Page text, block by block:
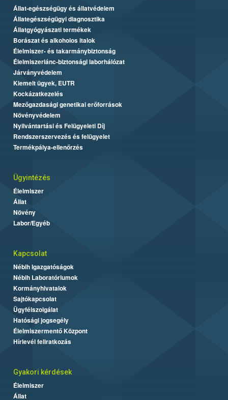
Állat-egészségügy és állatvédelem
Állategészségügyi diagnosztika
Állatgyógyászati termékek
Borászat és alkoholos italok
Élelmiszer- és takarmánybiztonság
Élelmiszerlánc-biztonsági laborhálózat
Járványvédelem
Kiemelt ügyek, EUTR
Kockázatkezelés
Mezőgazdasági genetikai erőforrások
Növényvédelem
Nyilvántartási és Felügyeleti Díj
Rendszerszervezés és felügyelet
Termékpálya-ellenőrzés
Ügyintézés
Élelmiszer
Állat
Növény
Labor/Egyéb
Kapcsolat
Nébih Igazgatóságok
Nébih Laboratóriumok
Kormányhivatalok
Sajtókapcsolat
Ügyfélszolgálat
Hatósági jogsegély
Élelmiszermentő Központ
Hírlevél feliratkozás
Gyakori kérdések
Élelmiszer
Állat